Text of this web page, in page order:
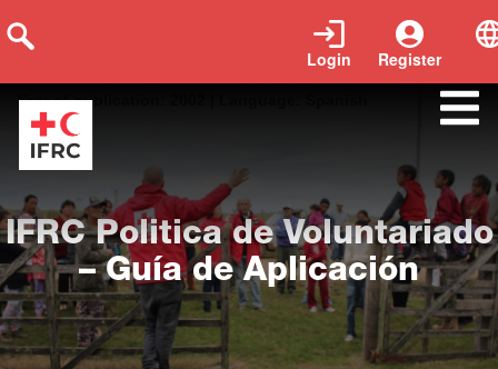
Register
Login
IFRC Politica de Voluntariado
– Guía de Aplicación
Apoyo Strategy Guìa Policy Voluntarios
Year of publication: